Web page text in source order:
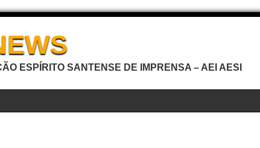
ESPÍRITO SANTENSE DE IMPRENSA – AEI AESI